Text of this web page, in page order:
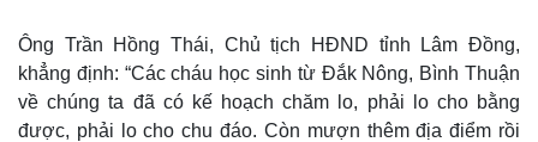
Ông Trần Hồng Thái, Chủ tịch HĐND tỉnh Lâm Đồng,
khẳng định: “Các cháu học sinh từ Đắk Nông, Bình Thuận
về chúng ta đã có kế hoạch chăm lo, phải lo cho bằng
được, phải lo cho chu đáo. Còn mượn thêm địa điểm rồi